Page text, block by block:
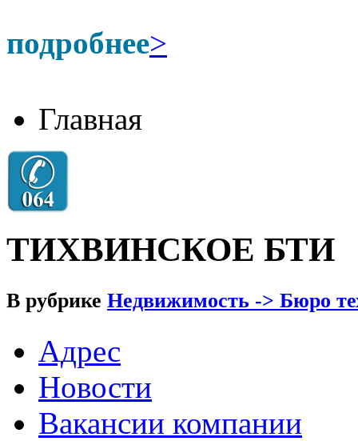
подробнее>
Главная
ТИХВИНСКОЕ БТИ
В рубрике Недвижимость -> Бюро
Адрес
Новости
Вакансии компании